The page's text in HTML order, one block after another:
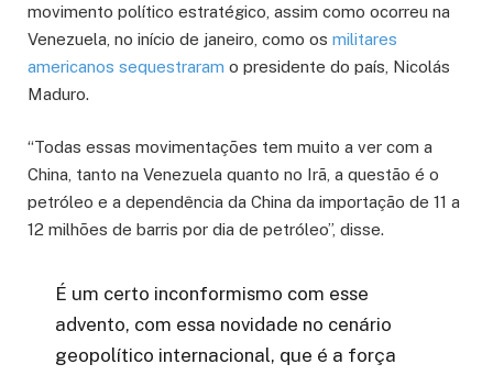
movimento político estratégico, assim como ocorreu na
Venezuela, no início de janeiro, como os militares
americanos sequestraram o presidente do país, Nicolás
Maduro.
“Todas essas movimentações tem muito a ver com a
China, tanto na Venezuela quanto no Irã, a questão é o
petróleo e a dependência da China da importação de 11 a
12 milhões de barris por dia de petróleo”, disse.
É um certo inconformismo com esse
advento, com essa novidade no cenário
geopolítico internacional, que é a força